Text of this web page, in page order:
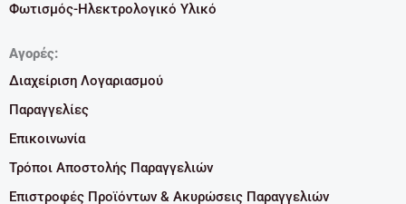
Φωτισμός-Ηλεκτρολογικό Υλικό
Αγορές:
Διαχείριση Λογαριασμού
Παραγγελίες
Επικοινωνία
Τρόποι Αποστολής Παραγγελιών
Επιστροφές Προϊόντων & Ακυρώσεις Παραγγελιών